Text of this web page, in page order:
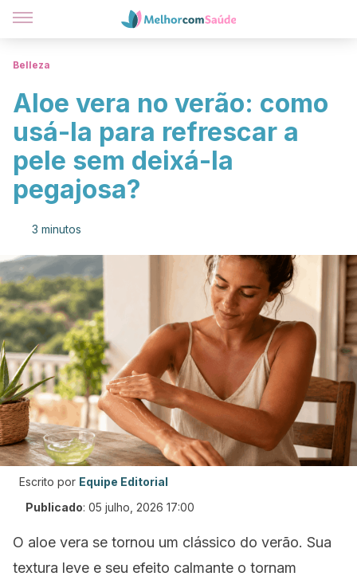
Belleza
Aloe vera no verão: como
usá-la para refrescar a
pele sem deixá-la
pegajosa?
3 minutos
Escrito por Equipe Editorial
Publicado: 05 julho, 2026 17:00
O aloe vera se tornou um clássico do verão. Sua
textura leve e seu efeito calmante o tornam